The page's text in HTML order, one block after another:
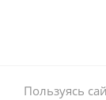
Пользуясь